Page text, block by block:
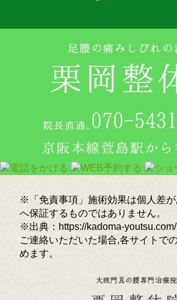
※「免責事項」施術効果は個人差が
へ保証するものではありません。
※出典：https://kadoma-
ご連絡いただいた場合,各サイトで
めます。